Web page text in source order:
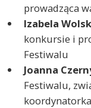
prowadząca
Izabela
konkursie i
Festiwalu
Joanna
Festiwalu,